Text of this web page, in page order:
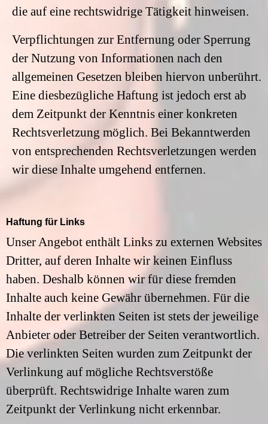
die auf eine rechtswidrige Tätigkeit hinweisen.
Verpflichtungen zur Entfernung oder Sperrung
der Nutzung von Informationen nach den
allgemeinen Gesetzen bleiben hiervon unberührt.
Eine diesbezügliche Haftung ist jedoch erst ab
dem Zeitpunkt der Kenntnis einer konkreten
Rechtsverletzung möglich. Bei Bekanntwerden
von entsprechenden Rechtsverletzungen werden
wir diese Inhalte umgehend entfernen.
Haftung für Links
Unser Angebot enthält Links zu externen Websites
Dritter, auf deren Inhalte wir keinen Einfluss
haben. Deshalb können wir für diese fremden
Inhalte auch keine Gewähr übernehmen. Für die
Inhalte der verlinkten Seiten ist stets der jeweilige
Anbieter oder Betreiber der Seiten verantwortlich.
Die verlinkten Seiten wurden zum Zeitpunkt der
Verlinkung auf mögliche Rechtsverstöße
überprüft. Rechtswidrige Inhalte waren zum
Zeitpunkt der Verlinkung nicht erkennbar.